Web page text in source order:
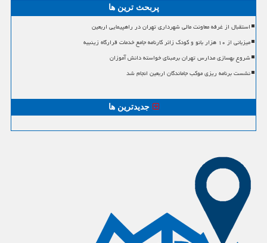
پربحث ترین ها
استقبال از غرفه معاونت مالی شهرداری تهران در راهپیمایی اربعین
میزبانی از ۱۰ هزار بانو و کودک زائر کارنامه جامع خدمات قرارگاه زینبیه
شروع بهسازی مدارس تهران برمبنای خواسته دانش آموزان
نشست برنامه ریزی موکب جاماندگان اربعین انجام شد
جدیدترین ها